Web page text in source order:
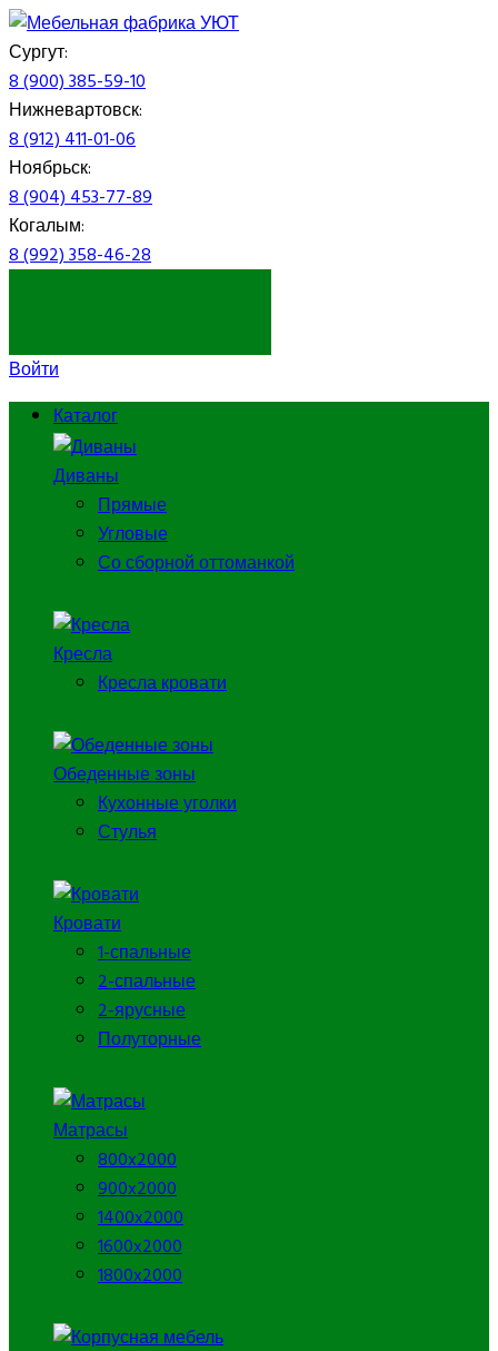
Сургут:
8 (900) 385-59-10
Нижневартовск:
8 (912) 411-01-06
Ноябрьск:
8 (904) 453-77-89
Когалым:
8 (992) 358-46-28
Войти
Каталог
Диваны
Прямые
Угловые
Со сборной оттоманкой
Кресла
Кресла кровати
Обеденные зоны
Кухонные уголки
Стулья
Кровати
1-спальные
2-спальные
2-ярусные
Полуторные
Матрасы
800x2000
900x2000
1400x2000
1600x2000
1800x2000